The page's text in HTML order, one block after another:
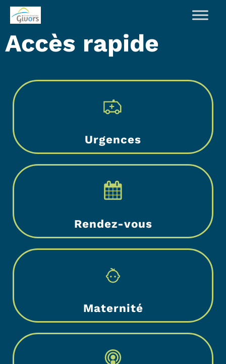
Accès rapide
Urgences
Rendez-vous
Maternité